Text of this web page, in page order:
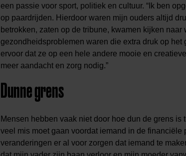
een passie voor sport, politiek en cultuur. “Ik ben
op paardrijden. Hierdoor waren mijn ouders altijd
betrokken, zaten op de tribune, kwamen kijken
gezondheidsproblemen waren die extra druk op
ervoor dat ze op een hele andere mooie en
meer aandacht en zorg nodig.”
Dunne grens
Mensen hebben vaak niet door hoe dun de grens
veel mis moet gaan voordat iemand in de
veranderingen er al voor zorgen dat iemand te